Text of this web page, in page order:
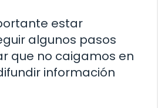
estar
algunos pasos
que no caigamos en
información